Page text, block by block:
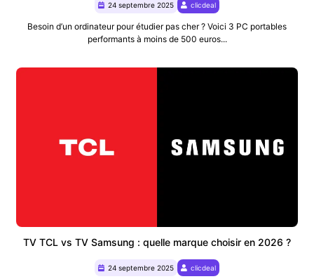
24 septembre 2025 clicdeal
Besoin d’un ordinateur pour étudier pas cher ? Voici 3 PC portables
performants à moins de 500 euros...
TV TCL vs TV Samsung : quelle marque choisir en 2026 ?
24 septembre 2025 clicdeal